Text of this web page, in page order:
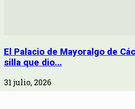
El Palacio de Mayoralgo de
silla que dio...
31 julio, 2026